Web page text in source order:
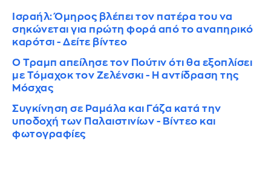
Ισραήλ: Όμηρος βλέπει τον πατέρα του να
σηκώνεται για πρώτη φορά από το αναπηρικό
καρότσι - Δείτε βίντεο
Ο Τραμπ απείλησε τον Πούτιν ότι θα εξοπλίσει
με Τόμαχοκ τον Ζελένσκι - Η αντίδραση της
Μόσχας
Συγκίνηση σε Ραμάλα και Γάζα κατά την
υποδοχή των Παλαιστινίων - Βίντεο και
φωτογραφίες